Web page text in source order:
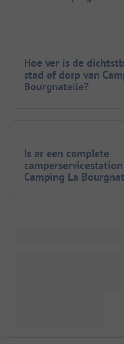
Hoe ver is de
stad of dorp van
Bourgnatelle?
Is er een complete
Camping La